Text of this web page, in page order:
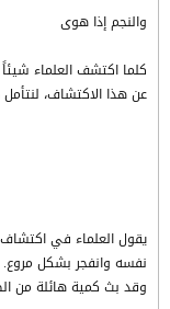
والنجم إذا هوى
كلما اكتشف العلماء
عن هذا الاكتشاف،
يقول العلماء في
وقد بث كمية هائلة من